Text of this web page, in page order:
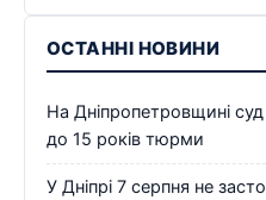
ОСТАННІ НОВИНИ
На Дніпропетровщині
до 15 років тюрми
У Дніпрі 7 серпня не